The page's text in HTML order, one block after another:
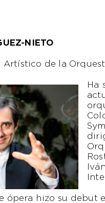
NIETO
Artístico de la
Ha
ópera hizo su debut